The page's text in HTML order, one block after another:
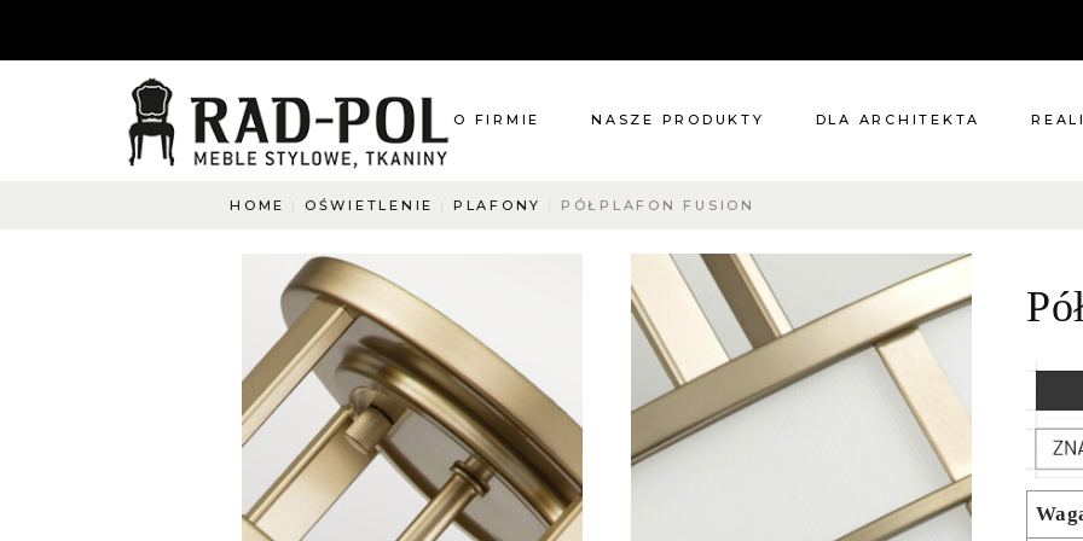
O FIRMIE
O co pytacie?
Napisz do nas
NASZE PRODUKTY
Pomieszczenia
Oświetlenie
Renowacje
Kuchnie
Dodatki
Katalog
DLA ARCHITEKTA
HOME OŚWIETLENIE PLAFONY PÓŁPLAFON FUSION